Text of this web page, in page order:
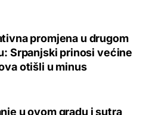
promjena u drugom
Srpanjski prinosi većine
otišli u minus
u ovom gradu i sutra